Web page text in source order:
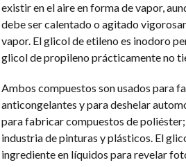
existir en el aire en forma de vapor,
debe ser calentado o agitado
vapor. El glicol de etileno es inodoro
glicol de propileno prácticamente no
Ambos compuestos son usados para
anticongelantes y para deshelar
para fabricar compuestos de
industria de pinturas y plásticos. El
ingrediente en líquidos para revelar